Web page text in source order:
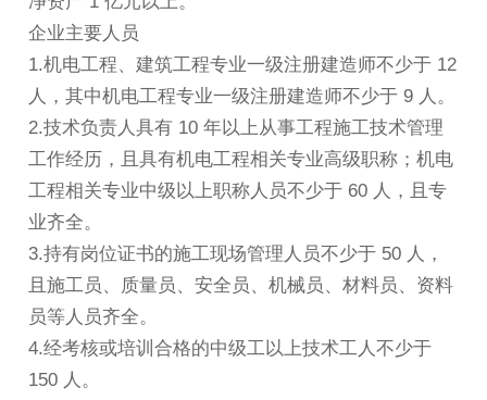
企业主要人员
1.机电工程、建筑工程专业一级注册建造师不少于 12
人，其中机电工程专业一级注册建造师不少于 9 人。
2.技术负责人具有 10 年以上从事工程施工技术管理
工作经历，且具有机电工程相关专业高级职称；机电
工程相关专业中级以上职称人员不少于 60 人，且专
业齐全。
3.持有岗位证书的施工现场管理人员不少于 50 人，
且施工员、质量员、安全员、机械员、材料员、资料
员等人员齐全。
4.经考核或培训合格的中级工以上技术工人不少于
150 人。